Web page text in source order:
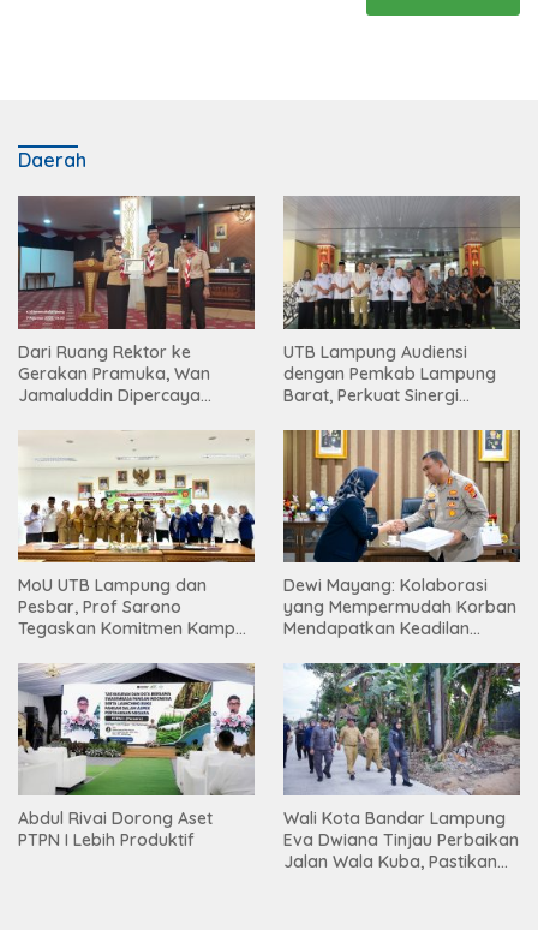
Daerah
Dari Ruang Rektor ke
Gerakan Pramuka, Wan
Jamaluddin Dipercaya
UTB Lampung Audiensi
dengan Pemkab Lampung
Barat, Perkuat Sinergi
Tinggi
MoU UTB Lampung dan
Pesbar, Prof Sarono
Tegaskan Komitmen Kampus
Masyarakat
Dewi Mayang: Kolaborasi
yang Mempermudah Korban
Mendapatkan Keadilan
Abdul Rivai Dorong Aset
PTPN I Lebih Produktif
Wali Kota Bandar Lampung
Eva Dwiana Tinjau Perbaikan
Jalan Wala Kuba, Pastikan